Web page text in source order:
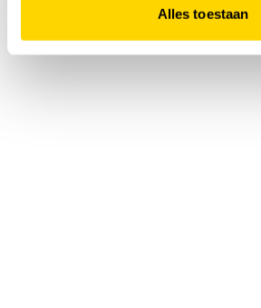
Alles toestaan